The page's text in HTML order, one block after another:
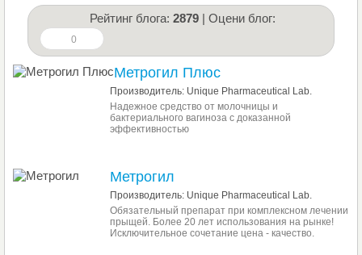
Рейтинг блога: 2879 | Оцени блог:
0
Метрогил Плюс
Производитель: Unique Pharmaceutical Lab.
Надежное средство от молочницы и
бактериального вагиноза с доказанной
эффективностью
Метрогил
Производитель: Unique Pharmaceutical Lab.
Обязательный препарат при комплексном лечении
прыщей. Более 20 лет использования на рынке!
Исключительное сочетание цена - качество.